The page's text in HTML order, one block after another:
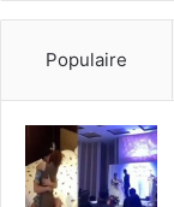
Populaire